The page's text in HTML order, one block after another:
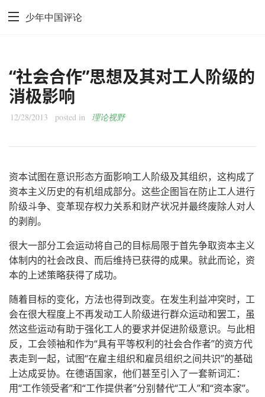
少年中国评论
“社会合作”思想及其对工人阶级的
消极影响
12/28/2013 posted in 理论视野
资本试图在意识形态方面影响工人阶级及其组织，这构成了
资本主义历史的有机组成部分。这些企图旨在防止工人进行
阶级斗争、变革现存权力关系和财产状况并最终废除人对人
的剥削。
很大一部分工会运动将自己的目标局限于首先争取资本主义
体制内的社会改良、而后维持已获得的成果。就此而论，资
本的上述策略获得了成功。
随着目标的变化，方法也得到改变。在发生利益冲突时，工
会在很大程度上不再发动工人阶级进行群众运动和罢工，虽
然这些运动有助于强化工人的要求并促进阶级意识。与此相
反，工会领袖和作为“具有平等权利的社会合作者”的资方代
表走到一起，试图“在雇主组织和雇员组织之间共识”的基础
上达成妥协。在德语国家，他们甚至引入了一套新词汇：
用“工作领受者”和“工作提供者”分别替代“工人”和“资本家”。